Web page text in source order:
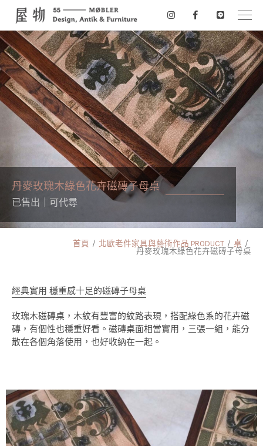
丹麥玫瑰木綠色花卉磁磚子母桌
已售出｜可代尋
首頁 北歐老件家具與藝術作品 PRODUCT
桌
丹麥玫瑰木綠色花卉磁磚子母桌
經典實用 穩重感十足的磁磚子母桌
玫瑰木磁磚桌，木紋有豐富的紋路表現，搭配綠色系的花卉磁
磚，有個性也穩重好看。磁磚桌面相當實用，三張一組，能分
散在各個角落使用，也好收納在一起。